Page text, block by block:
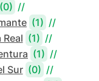
(0) //
(1) //
(1) //
(1) //
Sur (0) //